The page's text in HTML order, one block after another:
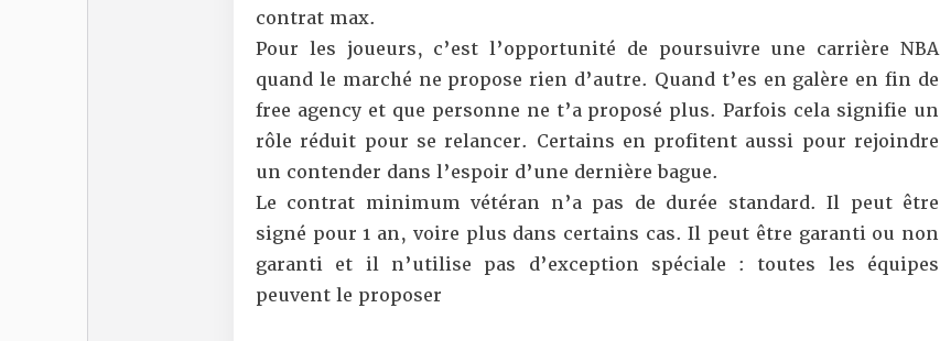
contrat max.
Pour les joueurs, c’est l’opportunité de poursuivre une carrière NBA
quand le marché ne propose rien d’autre. Quand t’es en galère en fin de
free agency et que personne ne t’a proposé plus. Parfois cela signifie un
rôle réduit pour se relancer. Certains en profitent aussi pour rejoindre
un contender dans l’espoir d’une dernière bague.
Le contrat minimum vétéran n’a pas de durée standard. Il peut être
signé pour 1 an, voire plus dans certains cas. Il peut être garanti ou non
garanti et il n’utilise pas d’exception spéciale : toutes les équipes
peuvent le proposer